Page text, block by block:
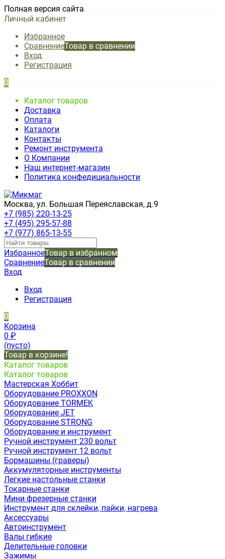
Полная версия сайта
Личный кабинет
Избранное
СравнениеТовар в сравнении
Вход
Регистрация
0
Каталог товаров
Доставка
Оплата
Каталоги
Контакты
Ремонт инструмента
О Компании
Наш интернет-магазин
Политика конфедициальности
Москва, ул. Большая Переяславская, д.9
+7 (985) 220-13-25
+7 (495) 295-57-88
+7 (977) 865-13-55
ИзбранноеТовар в избранном
СравнениеТовар в сравнении
Вход
Вход
Регистрация
0
Корзина
0 ₽
(пусто)
Товар в корзине!
Каталог товаров
Каталог товаров
Мастерская Хоббит
Оборудование PROXXON
Оборудование TORMEK
Оборудование JET
Оборудование STRONG
Оборудование и инструмент
Ручной инструмент 230 вольт
Ручной инструмент 12 вольт
Бормашины (граверы)
Аккумуляторные инструменты
Легкие настольные станки
Токарные станки
Мини фрезерные станки
Инструмент для склейки, пайки, нагрева
Аксессуары
Автоинструмент
Валы гибкие
Делительные головки
Зажимы